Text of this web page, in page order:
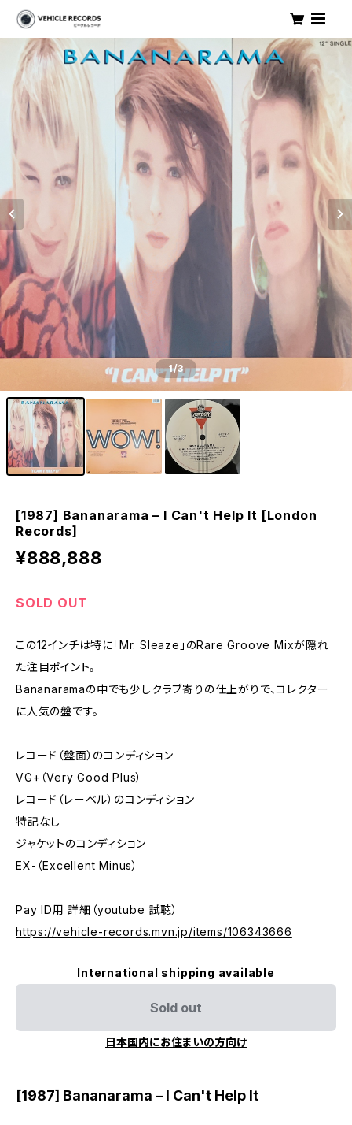
1/3
[1987] Bananarama – I Can't Help It [London
Records]
¥888,888
SOLD OUT
この12インチは特に「Mr. Sleaze」のRare Groove Mixが隠れ
た注目ポイント。
Bananaramaの中でも少しクラブ寄りの仕上がりで、コレクター
に人気の盤です。
レコード（盤面）のコンディション
VG+（Very Good Plus）
レコード（レーベル）のコンディション
特記なし
ジャケットのコンディション
EX-（Excellent Minus）
Pay ID用 詳細（youtube 試聴）
https://vehicle-records.mvn.jp/items/106343666
International shipping available
Sold out
日本国内にお住まいの方向け
[1987] Bananarama – I Can't Help It